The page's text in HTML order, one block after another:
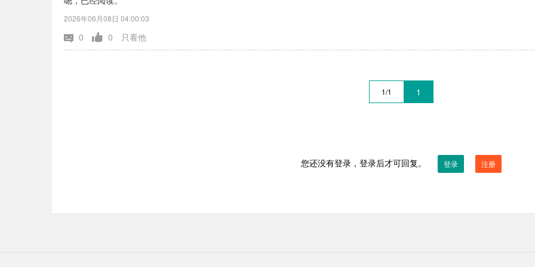
2026年06月08日 04:00:03
0 0 只看他
1/1 1
您还没有登录，登录后才可回复。 登录 注册